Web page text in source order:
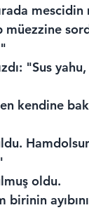
mescidin
"Sus
kendine
oldu.
birinin